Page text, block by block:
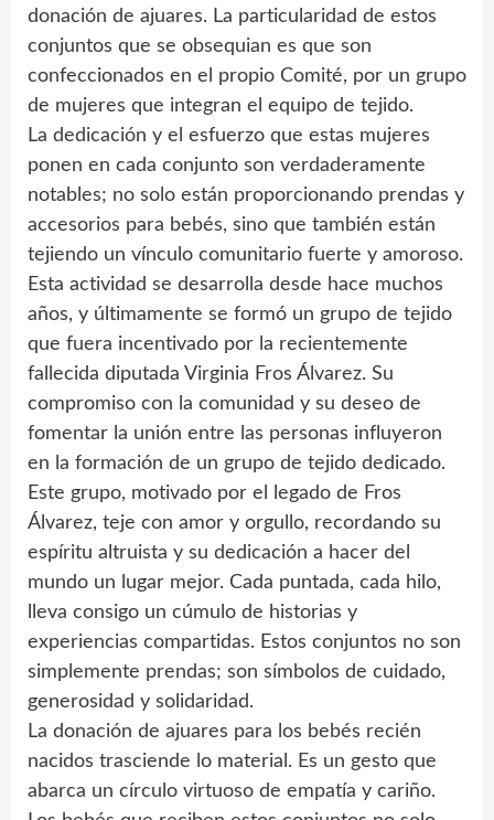
donación de ajuares. La particularidad de estos
conjuntos que se obsequian es que son
confeccionados en el propio Comité, por un grupo
de mujeres que integran el equipo de tejido.
La dedicación y el esfuerzo que estas mujeres
ponen en cada conjunto son verdaderamente
notables; no solo están proporcionando prendas y
accesorios para bebés, sino que también están
tejiendo un vínculo comunitario fuerte y amoroso.
Esta actividad se desarrolla desde hace muchos
años, y últimamente se formó un grupo de tejido
que fuera incentivado por la recientemente
fallecida diputada Virginia Fros Álvarez. Su
compromiso con la comunidad y su deseo de
fomentar la unión entre las personas influyeron
en la formación de un grupo de tejido dedicado.
Este grupo, motivado por el legado de Fros
Álvarez, teje con amor y orgullo, recordando su
espíritu altruista y su dedicación a hacer del
mundo un lugar mejor. Cada puntada, cada hilo,
lleva consigo un cúmulo de historias y
experiencias compartidas. Estos conjuntos no son
simplemente prendas; son símbolos de cuidado,
generosidad y solidaridad.
La donación de ajuares para los bebés recién
nacidos trasciende lo material. Es un gesto que
abarca un círculo virtuoso de empatía y cariño.